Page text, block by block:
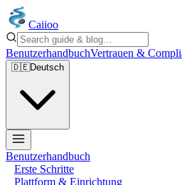
Caiioo
BenutzerhandbuchVertrauen &
🇩🇪Deutsch
Benutzerhandbuch
Erste Schritte
Plattform & Einrichtung